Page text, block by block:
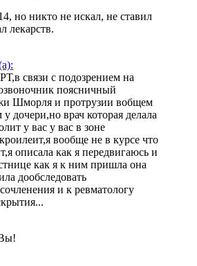
но никто не искал, не ставил
лекарств.
связи с подозрением на
поясничный
Шморля и протрузии вобщем
дочери,но врач которая делала
у вас у вас в зоне
вообще не в курсе что
описала как я передвигаюсь и
как я к ним пришла она
дообследовать
и к ревматологу